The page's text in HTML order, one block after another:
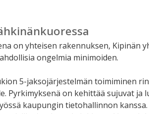
on yhteisen rakennuksen, Kipinän
ongelmia minimoiden.
5-jaksojärjestelmän toimiminen
Pyrkimyksenä on kehittää sujuvat ja
kaupungin tietohallinnon